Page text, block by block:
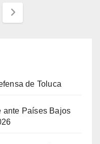
de Toluca
ante Países Bajos